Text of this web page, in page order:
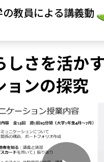
教員による講義動
しさを活か
ョンの探究